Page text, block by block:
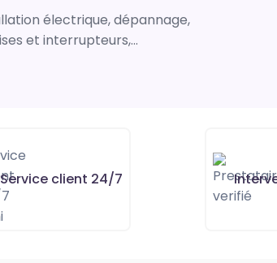
électrique, dépannage,
et interrupteurs,...
Service client 24/7